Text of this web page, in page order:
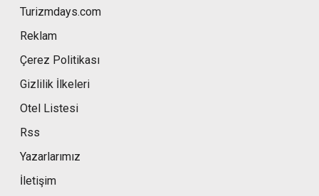
Turizmdays.com
Reklam
Çerez Politikası
Gizlilik İlkeleri
Otel Listesi
Rss
Yazarlarımız
İletişim